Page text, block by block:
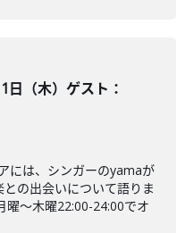
日（木）ゲスト：
には、シンガーのyamaが
の出会いについて語りま
曜～木曜22:00-24:00でオ